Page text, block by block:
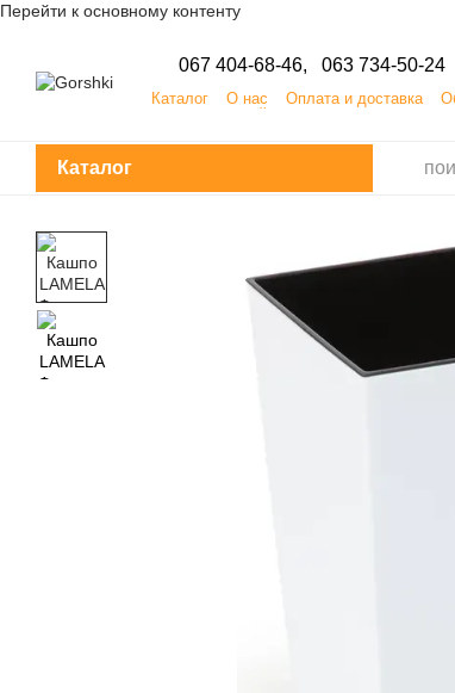
Перейти к основному контенту
067 404-68-46, 063 734-50-24
Каталог О нас Оплата и доставка
Каталог